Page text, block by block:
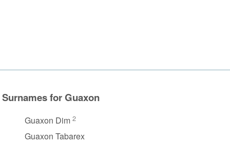
Surnames for Guaxon
Guaxon Dim 2
Guaxon Tabarex